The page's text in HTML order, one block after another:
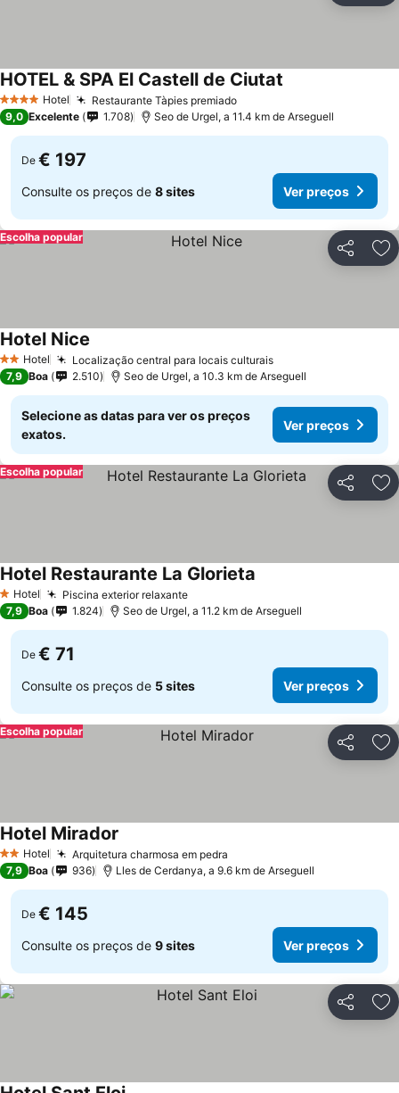
4 EstrelasHotel Restaurante Tàpies premiado
HOTEL & SPA El Castell de Ciutat
9,0 Excelente 1.708 Seo de Urgel, a 11.4 km de Arseguell
De € 197
Consulte os preços de 8 sites Ver preços
Partilhar
Escolha popular
2 Estrelas
Hotel Localização central para locais culturais
Hotel Nice
7,9 Boa 2.510 Seo de Urgel, a 10.3 km de Arseguell
Selecione as datas para ver os preços
exatos.
Ver preços
Partilhar
Escolha popular
1 Estrelas
Hotel Piscina exterior relaxante
Hotel Restaurante La Glorieta
7,9 Boa 1.824 Seo de Urgel, a 11.2 km de Arseguell
De € 71
Consulte os preços de 5 sites Ver preços
Partilhar
Escolha popular
2 Estrelas
Hotel Arquitetura charmosa em pedra
Hotel Mirador
7,9 Boa 936 Lles de Cerdanya, a 9.6 km de Arseguell
De € 145
Consulte os preços de 9 sites Ver preços
Partilhar